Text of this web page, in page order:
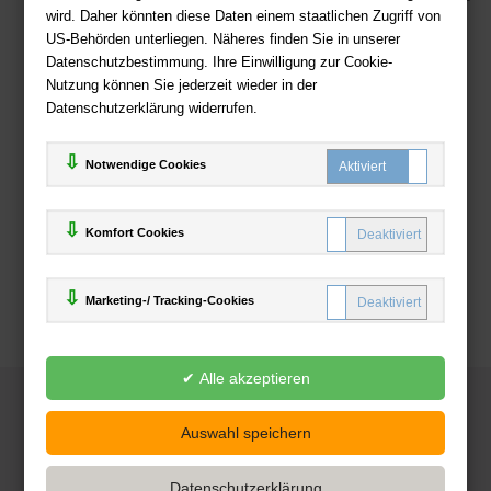
wird. Daher könnten diese Daten einem staatlichen Zugriff von
US-Behörden unterliegen. Näheres finden Sie in unserer
Datenschutzbestimmung. Ihre Einwilligung zur Cookie-
Nutzung können Sie jederzeit wieder in der
Datenschutzerklärung widerrufen.
Notwendige Cookies
Komfort Cookies
Marketing-/ Tracking-Cookies
Zahlweisen
Deutsche-Buchhandlung.de
www.deutsche-buchhandlung.de ist ein Angebot der
Handelsgesellschaft mbH
Powered by Inooga